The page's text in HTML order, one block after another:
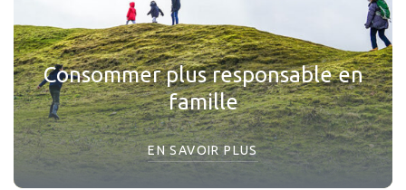
Consommer plus responsable en
famille
EN SAVOIR PLUS